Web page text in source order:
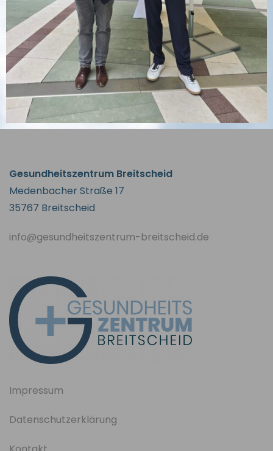
Gesundheitszentrum Breitscheid
Medenbacher Straße 17
35767 Breitscheid
info@gesundheitszentrum-breitscheid.de
Impressum
Datenschutzerklärung